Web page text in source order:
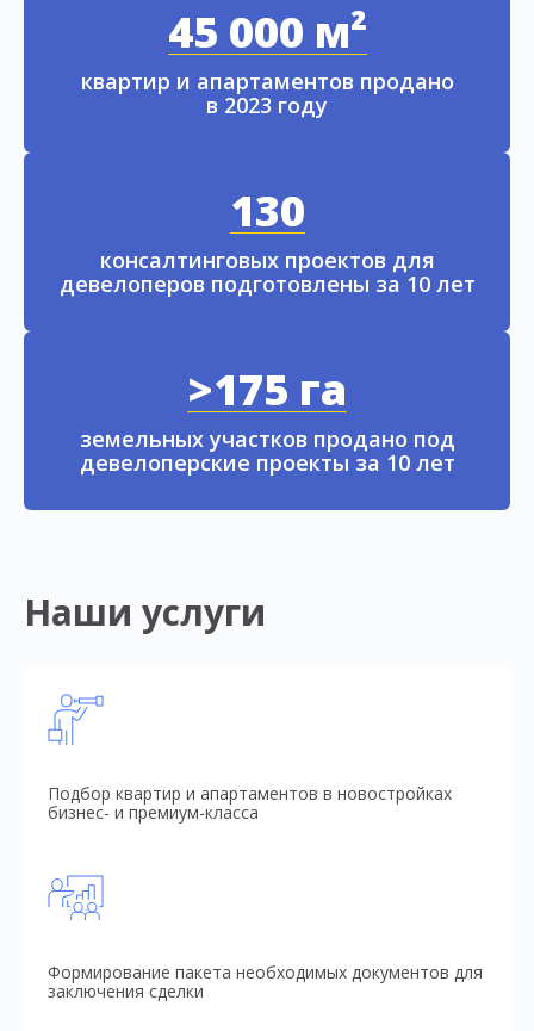
45 000 м²
квартир и апартаментов продано
в 2023 году
130
консалтинговых проектов для
девелоперов подготовлены за 10 лет
>175 га
земельных участков продано под
девелоперские проекты за 10 лет
Наши услуги
Подбор квартир и апартаментов в новостройках
бизнес- и премиум-класса
Формирование пакета необходимых документов для
заключения сделки